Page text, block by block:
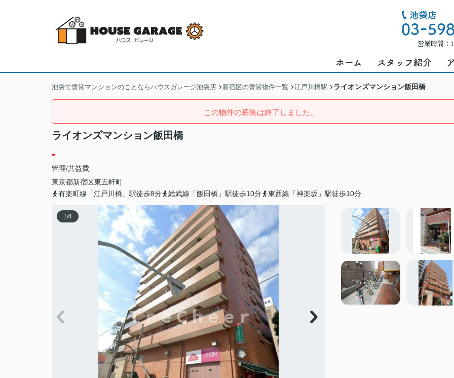
営業時間
池袋で賃貸マンションのことならハウスガレージ池袋店 新宿区の賃貸物件一覧 江戸川橋駅 ライオンズマンション飯田橋
この物件の募集は終了しました。
ライオンズマンション飯田橋
-
管理/共益費 -
東京都新宿区東五軒町
有楽町線「江戸川橋」駅徒歩8分
総武線「飯田橋」駅徒歩10分 東西線「神楽坂」駅徒歩10分
1/4